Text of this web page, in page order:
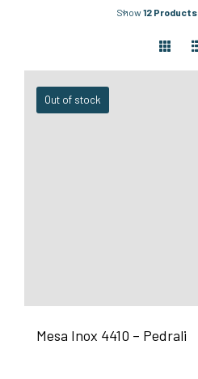
Show12 Products
Out of stock
Mesa Inox 4410 – Pedrali